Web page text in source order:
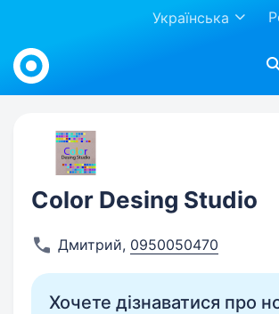
Українська
Work.ua
Color Desing Studio
Дмитрий, 0950050470
Хочете дізнаватися про